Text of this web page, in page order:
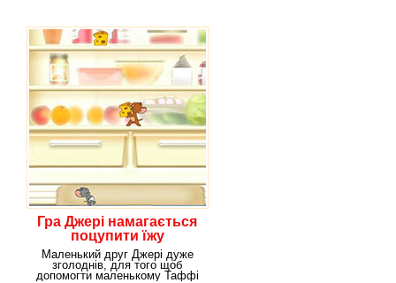
Гра Джері намагається
поцупити їжу
Маленький друг Джері дуже
зголоднів, для того щоб
допомогти маленькому Таффі